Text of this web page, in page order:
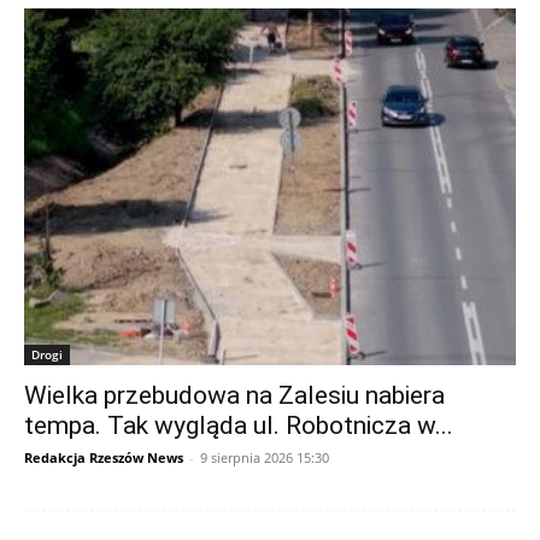
Drogi
Wielka przebudowa na Zalesiu nabiera
tempa. Tak wygląda ul. Robotnicza w...
Redakcja Rzeszów News - 9 sierpnia 2026 15:30